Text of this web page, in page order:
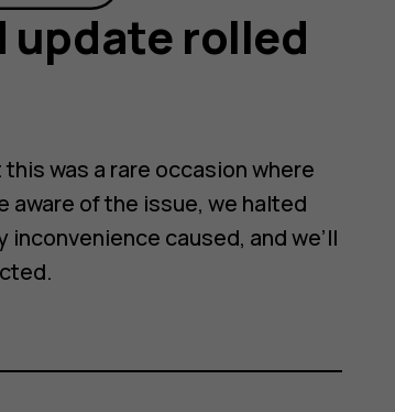
update rolled
was a rare occasion where
aware of the issue, we halted
caused, and we’ll